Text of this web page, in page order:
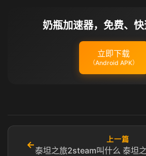
奶瓶加速器，免费、
立即下载
（Android APK）
←
上一篇
泰坦之旅2steam叫什么 泰坦